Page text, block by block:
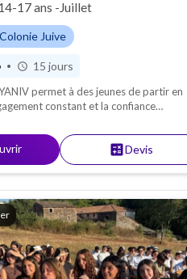
17 ans -Juillet
Colonie Juive
• schedule 15 jours
permet à des jeunes de partir en
constant et la confiance
calculateDevis